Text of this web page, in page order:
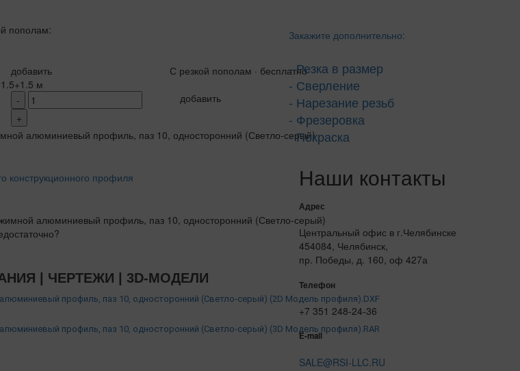
пополам:
добавить
С резкой пополам · бесплатно
1.5+1.5 м
-
+
добавить
| ЧЕРТЕЖИ | 3D-МОДЕЛИ
профиль, паз 10, односторонний (Светло-серый) (2D Модель профиля).DXF
профиль, паз 10, односторонний (Светло-серый) (3D Модель профиля).RAR
Закажите дополнительно:
- Резка в размер
- Сверление
- Нарезание резьб
- Фрезеровка
- Покраска
Наши контакты
Адрес
Центральный офис в г.Челябинске
454084, Челябинск,
пр. Победы, д. 160, оф 427а
Телефон
+7 351 248-24-36
E-mail
SALE@RSI-LLC.RU